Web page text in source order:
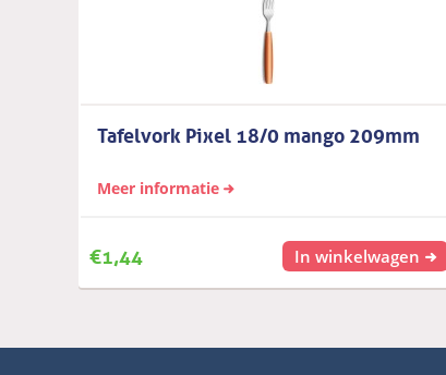
Tafelvork Pixel 18/0 mango 209mm
Meer informatie
€1,44 In winkelwagen